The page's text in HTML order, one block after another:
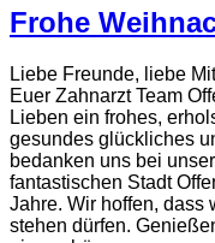
Frohe
Liebe Freunde, liebe
Euer Zahnarzt Team
Lieben ein frohes,
gesundes glückliches
bedanken uns bei
fantastischen Stadt
Jahre. Wir hoffen, dass
stehen dürfen.